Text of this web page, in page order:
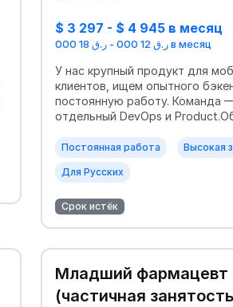
$ 3 297 - $ 4 945 в месяц
ر.ق 12 000 - ر.ق 18 000 в месяц
У нас крупный продукт для
клиентов, ищем опытного
постоянную работу. Команда
отдельный DevOps и
Постоянная работа Высокая
Для Русских
Срок истёк
Младший фармацевт
(частичная